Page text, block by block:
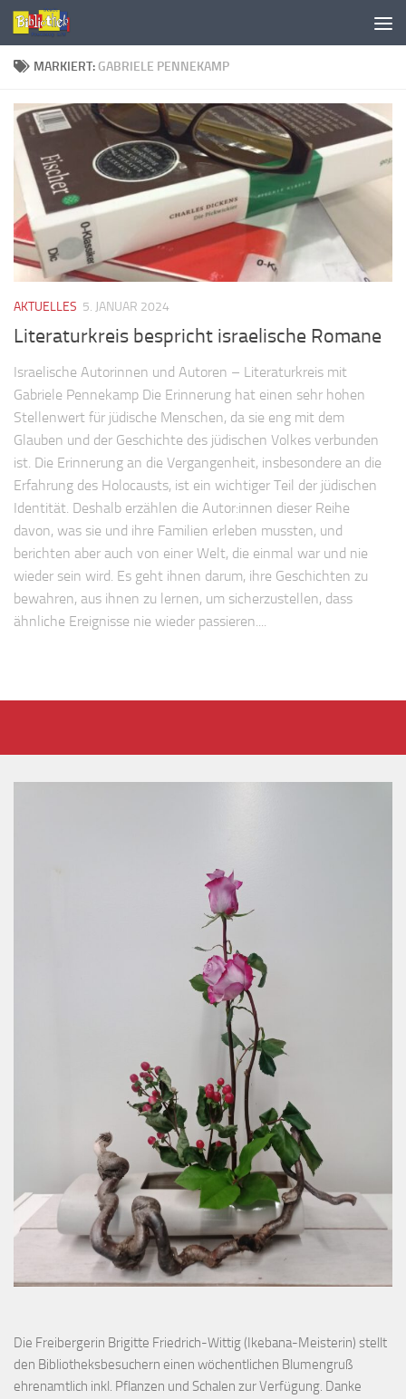
MARKIERT: GABRIELE PENNEKAMP
AKTUELLES 5. JANUAR 2024
Literaturkreis bespricht israelische Romane
Israelische Autorinnen und Autoren – Literaturkreis mit
Gabriele Pennekamp Die Erinnerung hat einen sehr hohen
Stellenwert für jüdische Menschen, da sie eng mit dem
Glauben und der Geschichte des jüdischen Volkes verbunden
ist. Die Erinnerung an die Vergangenheit, insbesondere an die
Erfahrung des Holocausts, ist ein wichtiger Teil der jüdischen
Identität. Deshalb erzählen die Autor:innen dieser Reihe
davon, was sie und ihre Familien erleben mussten, und
berichten aber auch von einer Welt, die einmal war und nie
wieder sein wird. Es geht ihnen darum, ihre Geschichten zu
bewahren, aus ihnen zu lernen, um sicherzustellen, dass
ähnliche Ereignisse nie wieder passieren....
Die Freibergerin Brigitte Friedrich-Wittig (Ikebana-Meisterin) stellt
den Bibliotheksbesuchern einen wöchentlichen Blumengruß
ehrenamtlich inkl. Pflanzen und Schalen zur Verfügung. Danke